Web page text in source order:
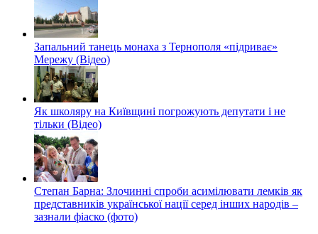
Запальний танець монаха з Тернополя «підриває»
Мережу (Відео)
Як школяру на Київщині погрожують депутати і не
тільки (Відео)
Степан Барна: Злочинні спроби асимілювати лемків як
представників української нації серед інших народів –
зазнали фіаско (фото)